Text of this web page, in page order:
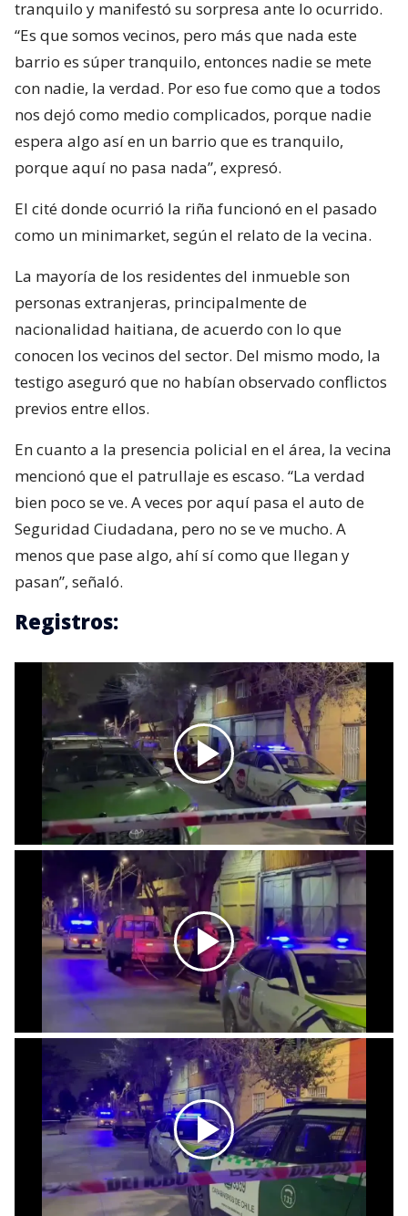
tranquilo y manifestó su sorpresa ante lo ocurrido.
“Es que somos vecinos, pero más que nada este
barrio es súper tranquilo, entonces nadie se mete
con nadie, la verdad. Por eso fue como que a todos
nos dejó como medio complicados, porque nadie
espera algo así en un barrio que es tranquilo,
porque aquí no pasa nada”, expresó.
El cité donde ocurrió la riña funcionó en el pasado
como un minimarket, según el relato de la vecina.
La mayoría de los residentes del inmueble son
personas extranjeras, principalmente de
nacionalidad haitiana, de acuerdo con lo que
conocen los vecinos del sector. Del mismo modo, la
testigo aseguró que no habían observado conflictos
previos entre ellos.
En cuanto a la presencia policial en el área, la vecina
mencionó que el patrullaje es escaso. “La verdad
bien poco se ve. A veces por aquí pasa el auto de
Seguridad Ciudadana, pero no se ve mucho. A
menos que pase algo, ahí sí como que llegan y
pasan”, señaló.
Registros: